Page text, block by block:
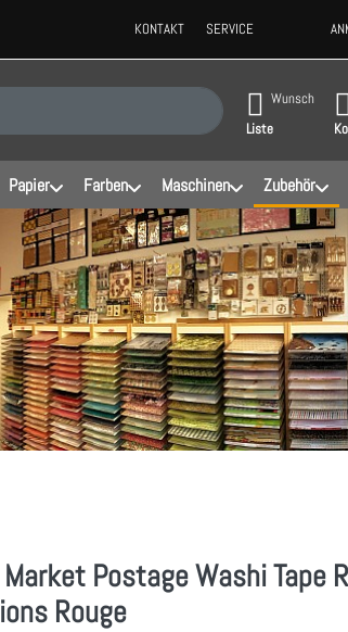
KONTAKT SERVICE
Sie tippen, erscheinen automatisch ersteWunsch
Liste
Papier Farben Maschinen Zubehör
Postage Washi Tape
Rouge